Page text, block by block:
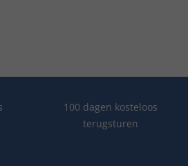
100 dagen kosteloos
terugsturen